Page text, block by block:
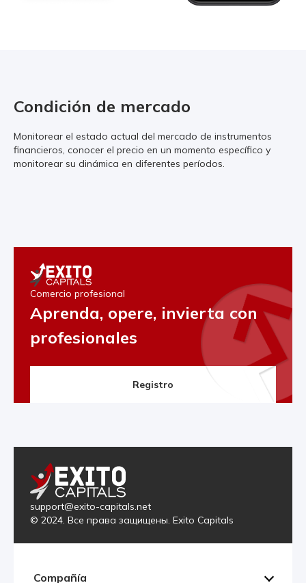
Condición de mercado
Monitorear el estado actual del mercado de instrumentos
financieros, conocer el precio en un momento específico y
monitorear su dinámica en diferentes períodos.
Comercio profesional
Aprenda, opere, invierta con
profesionales
Registro
support@exito-capitals.net
© 2024. Все права защищены. Exito Capitals
Compañía